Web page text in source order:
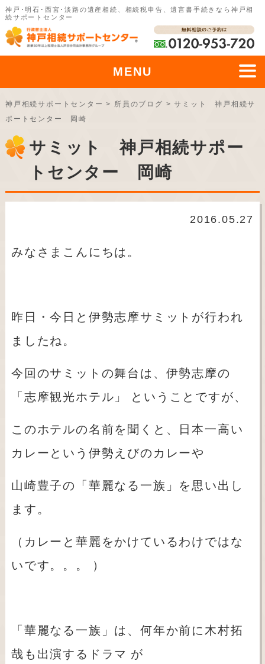
神戸･明石･西宮･淡路の遺産相続、相続税申告、遺言書手続きなら神戸相
続サポートセンター
MENU
神戸相続サポートセンター > 所員のブログ >サミット 神戸相続サ
ポートセンター 岡崎
サミット 神戸相続サポー
トセンター 岡崎
2016.05.27
みなさまこんにちは。
昨日・今日と伊勢志摩サミットが行われ
ましたね。
今回のサミットの舞台は、伊勢志摩の
「志摩観光ホテル」
ということですが、
このホテルの名前を聞くと、日本一高い
カレーという伊勢えびのカレーや
山崎豊子の「華麗なる一族」を思い出し
ます。
（カレーと華麗をかけているわけではな
いです。。。
）
「華麗なる一族」は、何年か前に木村拓
哉も出演するドラマ が